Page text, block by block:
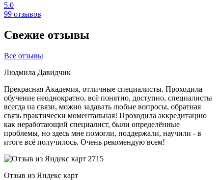
5.0
99 отзывов
Свежие отзывы
Все отзывы
Людмила Давидчик
Прекрасная Академия, отличные специалисты. Проходила
обучение неоднократно, всё понятно, доступно, специалисты
всегда на связи, можно задавать любые вопросы, обратная
связь практически моментальная! Проходила аккредитацию
как неработающий специалист, были определённые
проблемы, но здесь мне помогли, поддержали, научили - в
итоге всё получилось. Очень рекомендую всем!
Отзыв из Яндекс карт